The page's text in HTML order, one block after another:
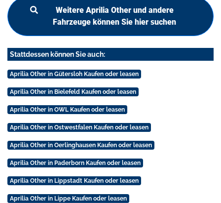
Weitere Aprilia Other und andere
Fahrzeuge können Sie hier suchen
Stattdessen können Sie auch:
Aprilia Other in Gütersloh Kaufen oder leasen
Aprilia Other in Bielefeld Kaufen oder leasen
Aprilia Other in OWL Kaufen oder leasen
Aprilia Other in Ostwestfalen Kaufen oder leasen
Aprilia Other in Oerlinghausen Kaufen oder leasen
Aprilia Other in Paderborn Kaufen oder leasen
Aprilia Other in Lippstadt Kaufen oder leasen
Aprilia Other in Lippe Kaufen oder leasen